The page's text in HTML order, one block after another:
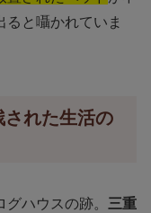
と囁かれていま
れた生活の
ハウスの跡。 三重